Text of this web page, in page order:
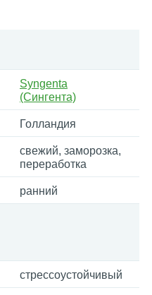
Syngenta
(Сингента)
Голландия
свежий, заморозка,
переработка
ранний
стрессоустойчивый